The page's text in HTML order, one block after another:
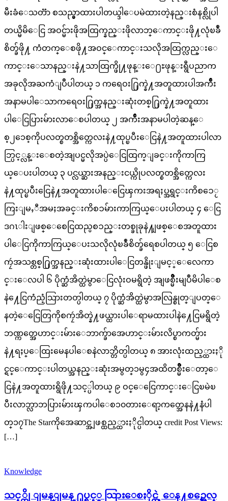
မီးခံေသတၱာ စသည္မွာထားပါတယ္ဒါေပမဲထားတဲ့နည္းစံနစ္လိုပါ
တယ္မိမိေငြ အဝင္မ်ားဖိုအထြက္နည္းဖိုလာဘ္ေကာင္းဖို႔လုံၿခဳံ
စိတ္ခ်ဖို႔ ကံတက္ေစဖို႔အဝင္ေကာင္းသလိုအထြက္လည္းေ
ကာင္းေသာနည္းနဲ႔သာထြက္ဖို႔ဖုန္းေ႐ႊဖုန္းရွီပညာက
အခုလိုအႀကံျပဳပါတယ္ ၁ ကရေဝး႐ြက္နဲ႔အတူထားပါအက်ိဳး
အနာမပါေသာကရေဝး႐ြက္အနည္းဆုံးတစ္႐ြက္နဲ႔အတူထား
ပါေငြပြားမ်ားလာေစပါတယ္ ၂ အက်ိဳးအနာမပါတဲ့ဆန္ေ
စ့၂၁ေစ့ကိုပလတ္စတစ္အိတ္ကေလးနဲ႔ထုပ္ၿပီးေငြနဲ႔အတူထားပါလာ
ဘ္ပြင့္လန္းေစတဲ့အျပင္မလိုအပ္ပဲေငြထြက္ျခင္းကိုကာကြ
ယ္ေပးပါတယ္ ၃ ပင္လယ္ဆားအနည္းငယ္ကိုပလတ္စတစ္အိတ္ကေလး
နဲ႔ထုပ္ၿပီးေငြနဲ႔အတူထားပါေငြေၾကးအရႈပ္အရွင္းကိစၥေႂ
ကြးျမႇီအမႈအခင္းကိစၥမ်ားကာကြယ္ေပးပါတယ္ ၄ ေငြ
ဒဂၤါးျဖစ္ေစေငြထည္ပစၥည္းတစ္ခုခုနဲ႔ျဖစ္ေစအတူထား
ပါေငြကိုကာကြယ္ေပးသလိုလုံၿခဳံစိတ္ခ်ရေစပါတယ္ ၅ ေငြစ
ကၠဴအသစ္တစ္႐ြက္အနည္းဆုံးထားပါေငြတန္ဖိုးျမင့္ေလေကာ
င္းေလပါ ၆ ပိုက္ဆံအိတ္ထဲမွာေငြလုံးဝမရွိတဲ့ အျဖစ္မ်ိဳးမျပဳမိပါေစ
နဲ႔ေငြကံညံ့သြားတတ္ပါတယ္ ၇ ပိုက္ဆံအိတ္ထဲမွာအလြန္စုတ္ျပတ္ေ
နတဲ့ေငြေတြကိုစကၠဴအိတ္နဲ႔ဖယ္ထားပါေရာမထားပါနဲ႔ေငြမရွိတဲ့
ဘဏ္ကတ္အေဟာင္းမ်ားေဘာက္ခ်ာအေဟာင္းမ်ားလိပ္စာကတ္မ်ား
နဲ႔ရႈပ္ေထြးမေနပါေစနဲလာဘ္တိတ္ပါတယ္ ၈ အားလုံးထည့္ထားႏို
င္ရင္ေကာင္းပါတယ္အနည္းဆုံးအမွတ္၁မွ၄အထိတစ္မ်ိဳးေတာ့ေ
ငြနဲ႔အတူထားရွိဖို႔သင့္ပါတယ္ ၉ ဝင္ေငြေကာင္းေငြၿမဲၿ
ပီးလာဘ္လာဘပြားမ်ားၾကပါေစ၁၀တားေရာ့ကတ္အေနနဲ႔နံပါ
တ္၁၇The Starကိုအေဆာင္အျဖစ္ထည့္ထားႏိုင္ပါတယ္ credit Post Views:
[…]
Knowledge
သင့္ကို ျမန္ျမန္ ႐ုပ္ရင့္ သြားေစႏိုင္တဲ့ ေန႔စဥ္အေလ့